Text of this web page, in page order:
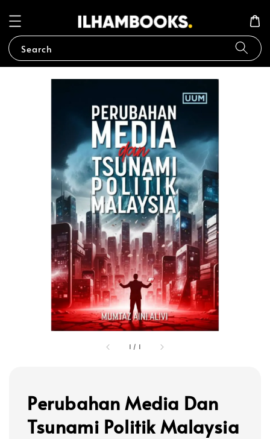
Search
1 / 1
Perubahan Media Dan
Tsunami Politik Malaysia